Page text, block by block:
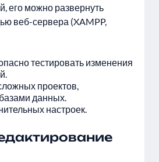
его можно развернуть
веб-сервера (XAMPP,
тестировать изменения
проектов,
данных.
настроек.